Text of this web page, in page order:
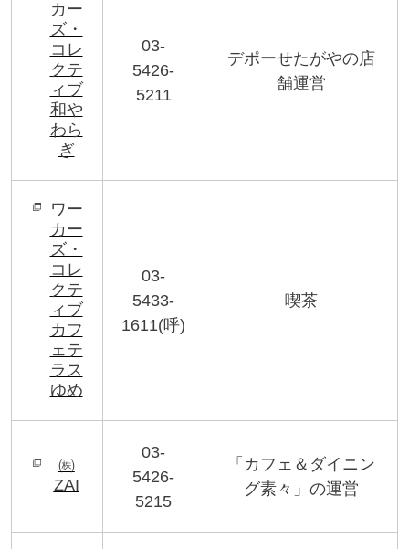
カー
ズ・
コレ
クテ
ィブ
和や
わら
ぎ
03-
5426-
5211
デポーせたがやの店
舗運営
ワー
カー
ズ・
コレ
クテ
ィブ
カフ
ェテ
ラス
ゆめ
03-
5433-
1611(呼)
喫茶
㈱
ZAI
03-
5426-
5215
「カフェ＆ダイニン
グ素々」の運営